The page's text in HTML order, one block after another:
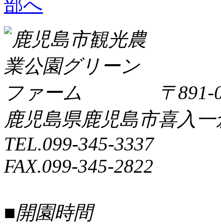
〒891-
鹿児島県鹿児島市喜入一
TEL.099-345-3337
FAX.099-345-2822
■開園時間